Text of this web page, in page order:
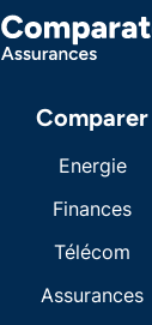
Comparer
Energie
Finances
Télécom
Assurances